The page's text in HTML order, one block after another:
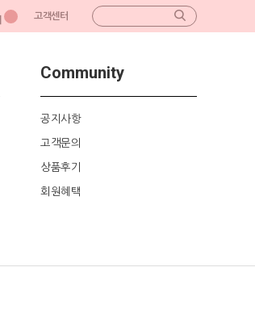
고객센터
Community
공지사항
고객문의
상품후기
회원혜택